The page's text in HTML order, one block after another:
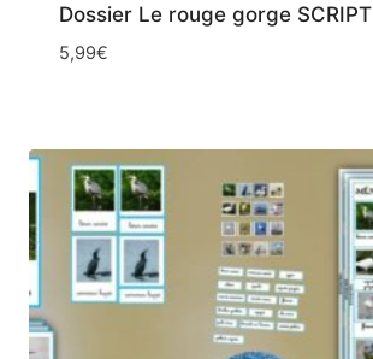
Dossier Le rouge gorge SCRIPT
5,99€